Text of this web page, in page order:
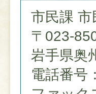
市民課 市
〒023-
岩手県奥
電話番号